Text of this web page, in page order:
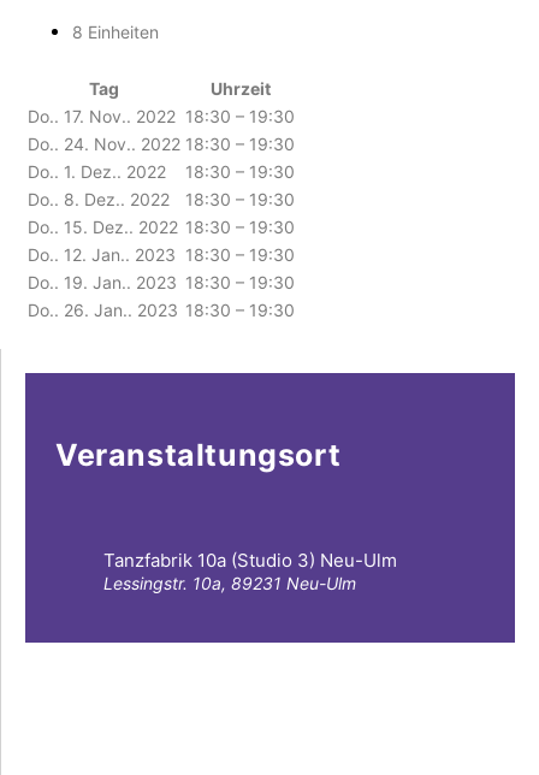
8 Einheiten
Tag
Uhrzeit
Do.. 17. Nov.. 2022 18:30 – 19:30
Do.. 24. Nov.. 2022 18:30 – 19:30
Do.. 1. Dez.. 2022
18:30 – 19:30
Do.. 8. Dez.. 2022
18:30 – 19:30
Do.. 15. Dez.. 2022 18:30 – 19:30
Do.. 12. Jan.. 2023 18:30 – 19:30
Do.. 19. Jan.. 2023 18:30 – 19:30
Do.. 26. Jan.. 2023 18:30 – 19:30
Veranstaltungsort
Tanzfabrik 10a (Studio 3) Neu-Ulm
Lessingstr. 10a, 89231 Neu-Ulm